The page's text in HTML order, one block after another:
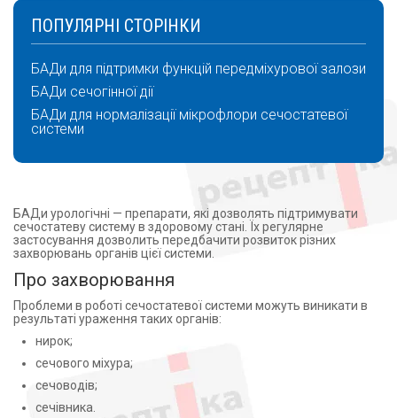
ПОПУЛЯРНІ СТОРІНКИ
БАДи для підтримки функцій передміхурової залози
БАДи сечогінної дії
БАДи для нормалізації мікрофлори сечостатевої
системи
БАДи урологічні — препарати, які дозволять підтримувати
сечостатеву систему в здоровому стані. Їх регулярне
застосування дозволить передбачити розвиток різних
захворювань органів цієї системи.
Про захворювання
Проблеми в роботі сечостатевої системи можуть виникати в
результаті ураження таких органів:
нирок;
сечового міхура;
сечоводів;
сечівника.